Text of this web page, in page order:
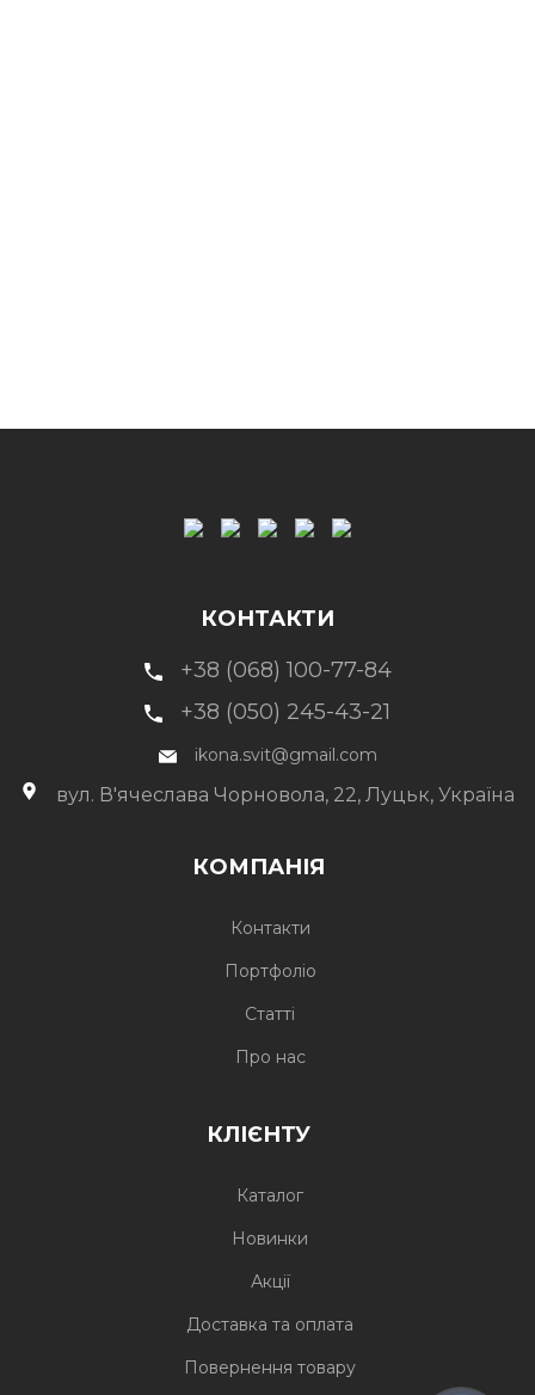
КОМПАНІЯ
Контакти
Портфоліо
Статті
Про нас
КЛІЄНТУ
Каталог
Новинки
Акції
Доставка та оплата
Повернення товару
КОНТАКТИ
+38 (068) 100-77-84
+38 (050) 245-43-21
ikona.svit@gmail.com
вул. В'ячеслава Чорновола, 22, Луцьк, Україна